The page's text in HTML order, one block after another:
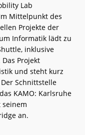
Lab
Mittelpunkt des
Projekte der
Informatik lädt zu
inklusive
Projekt
und steht kurz
Schnittstelle
KAMO: Karlsruhe
seinem
an.